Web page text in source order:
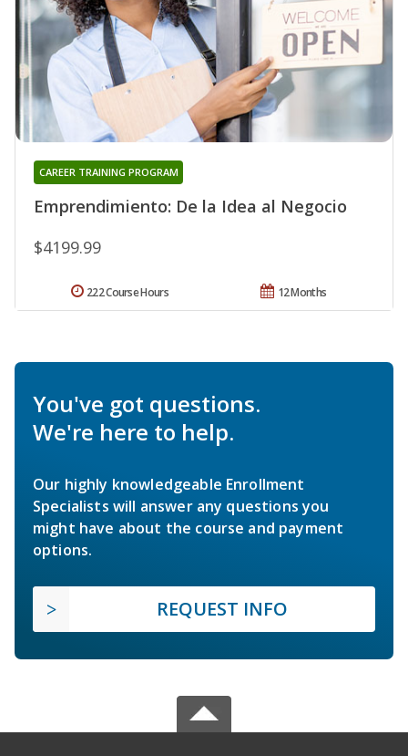
Emprendimiento: De la Idea al Negocio
CAREER TRAINING PROGRAM
$4199.99
12 Months
222 Course Hours
You've got questions.
We're here to help.
Our highly knowledgeable Enrollment
Specialists will answer any questions you
might have about the course and payment
options.
REQUEST INFO